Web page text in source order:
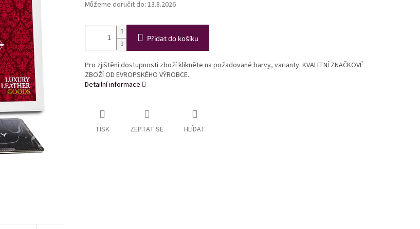
Můžeme doručit do: 13.8.2026
Přidat do košíku
Pro zjištění dostupnosti zboží klikněte na požadované barvy, varianty. KVALITNÍ ZNAČKOVÉ
ZBOŽÍ OD EVROPSKÉHO VÝROBCE.
Detailní informace
TISK ZEPTAT SE HLÍDAT